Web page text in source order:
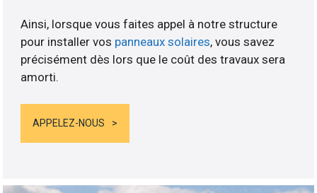
Ainsi, lorsque vous faites appel à notre structure
pour installer vos panneaux solaires, vous savez
précisément dès lors que le coût des travaux sera
amorti.
APPELEZ-NOUS